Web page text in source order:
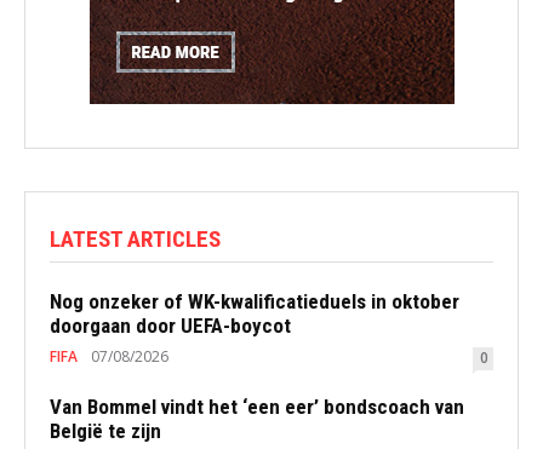
LATEST ARTICLES
Nog onzeker of WK-kwalificatieduels in oktober
doorgaan door UEFA-boycot
FIFA 07/08/2026 0
Van Bommel vindt het ‘een eer’ bondscoach van
België te zijn